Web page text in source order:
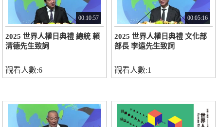
00:10:57
2025 世界人權日典禮 總統 賴
清德先生致詞
觀看人數:6
00:05:16
2025 世界人權日典禮 文化部
部長 李遠先生致詞
觀看人數:1